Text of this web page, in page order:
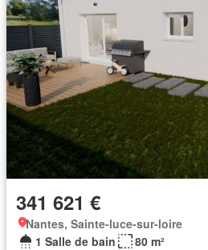
341 621 €
Nantes, Sainte-luce-sur-loire
1 Salle de bain
80 m²